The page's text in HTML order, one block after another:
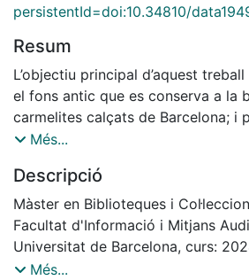
persistentId=doi:10.34810/
Resum
L’objectiu principal d’aquest
el fons antic que es conserva a la
carmelites calçats de Barcelona; i
s’ha creat un inventari que recull
bona identificació de les obres. A
s’ha elaborat una base de dades
poder consultar el fons de la
cerques oportunes. Aquests
amb la finalitat que el fons antic
Més...
Descripció
Màster en Biblioteques i
Facultat d'Informació i Mitjans
Universitat de Barcelona, curs:
García, Jesús
Més...